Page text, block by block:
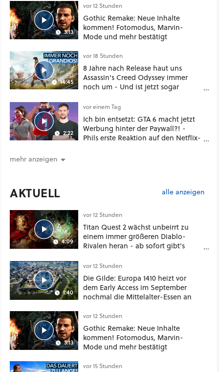
3:13
vor 12 Stunden
Gothic Remake: Neue Inhalte
kommen! Fotomodus, Marvin-
Mode und mehr bestätigt
14:45
vor 18 Stunden
8 Jahre nach Release haut uns
Assassin's Creed Odyssey immer
noch um - Und ist jetzt sogar
2:22
vor einem Tag
Ich bin entsetzt: GTA 6 macht jetzt
Werbung hinter der Paywall?! -
Phils erste Reaktion auf den Netflix-
mehr anzeigen
AKTUELL alle anzeigen
4:09
vor 12 Stunden
Titan Quest 2 wächst unbeirrt zu
einem immer größeren Diablo-
Rivalen heran - ab sofort gibt's
Klasse
1:40
vor 12 Stunden
Die Gilde: Europa 1410 heizt vor
dem Early Access im September
nochmal die Mittelalter-Essen an
3:13
vor 12 Stunden
Gothic Remake: Neue Inhalte
kommen! Fotomodus, Marvin-
Mode und mehr bestätigt
vor 15 Stunden